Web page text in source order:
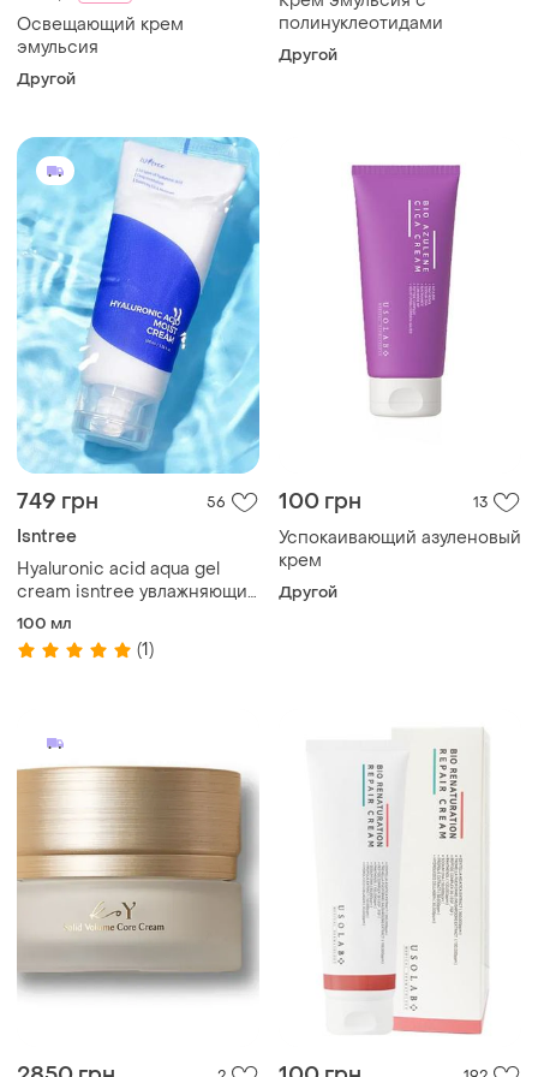
Освещающий крем
эмульсия
Другой
полинуклеотидами
Другой
749 грн 56
Isntree
Hyaluronic acid aqua gel
cream isntree увлажняющий
крем
100 мл
(1)
100 грн 13
Успокаивающий азуленовый
крем
Другой